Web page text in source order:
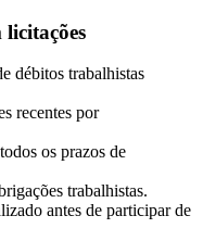
débitos trabalhistas
recentes por
os prazos de
trabalhistas.
antes de participar de